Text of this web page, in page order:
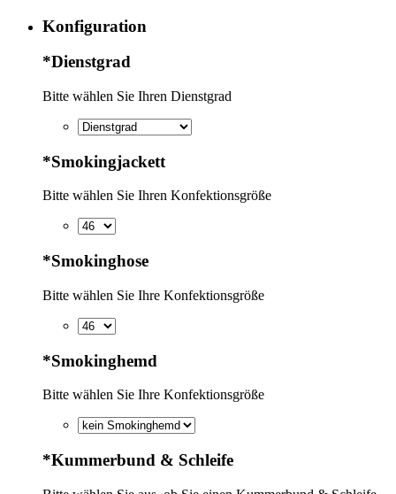
Konfiguration
*Dienstgrad
Bitte wählen Sie Ihren Dienstgrad
*Smokingjackett
Bitte wählen Sie Ihren Konfektionsgröße
*Smokinghose
Bitte wählen Sie Ihre Konfektionsgröße
*Smokinghemd
Bitte wählen Sie Ihre Konfektionsgröße
*Kummerbund & Schleife